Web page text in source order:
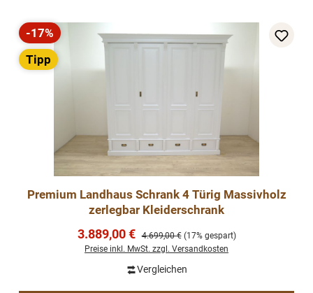
Rabatt
-17%
Tipp
Premium Landhaus Schrank 4 Türig Massivholz
zerlegbar Kleiderschrank
Verkaufspreis:
3.889,00 € Regulärer Preis:
4.699,00 € (17% gespart)
Preise inkl. MwSt. zzgl. Versandkosten
Vergleichen